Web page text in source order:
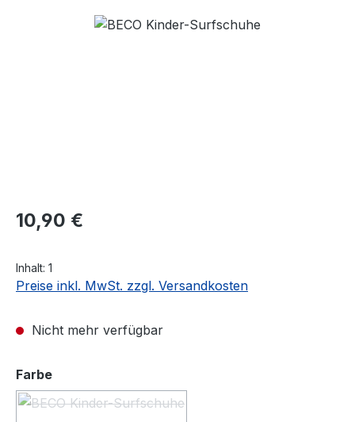
Bildergalerie überspringen
Regulärer Preis:
10,90 €
Inhalt: 1
Preise inkl. MwSt. zzgl. Versandkosten
Nicht mehr verfügbar
Farbeauswählen